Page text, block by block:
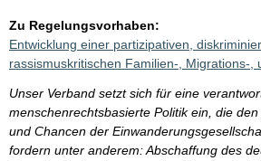
Zu Regelungsvorhaben:
Entwicklung einer partizipativen,
rassismuskritischen Familien-, Migrations-,
Unser Verband setzt sich für eine
menschenrechtsbasierte Politik ein, die
und Chancen der
fordern unter anderem: Abschaffung des